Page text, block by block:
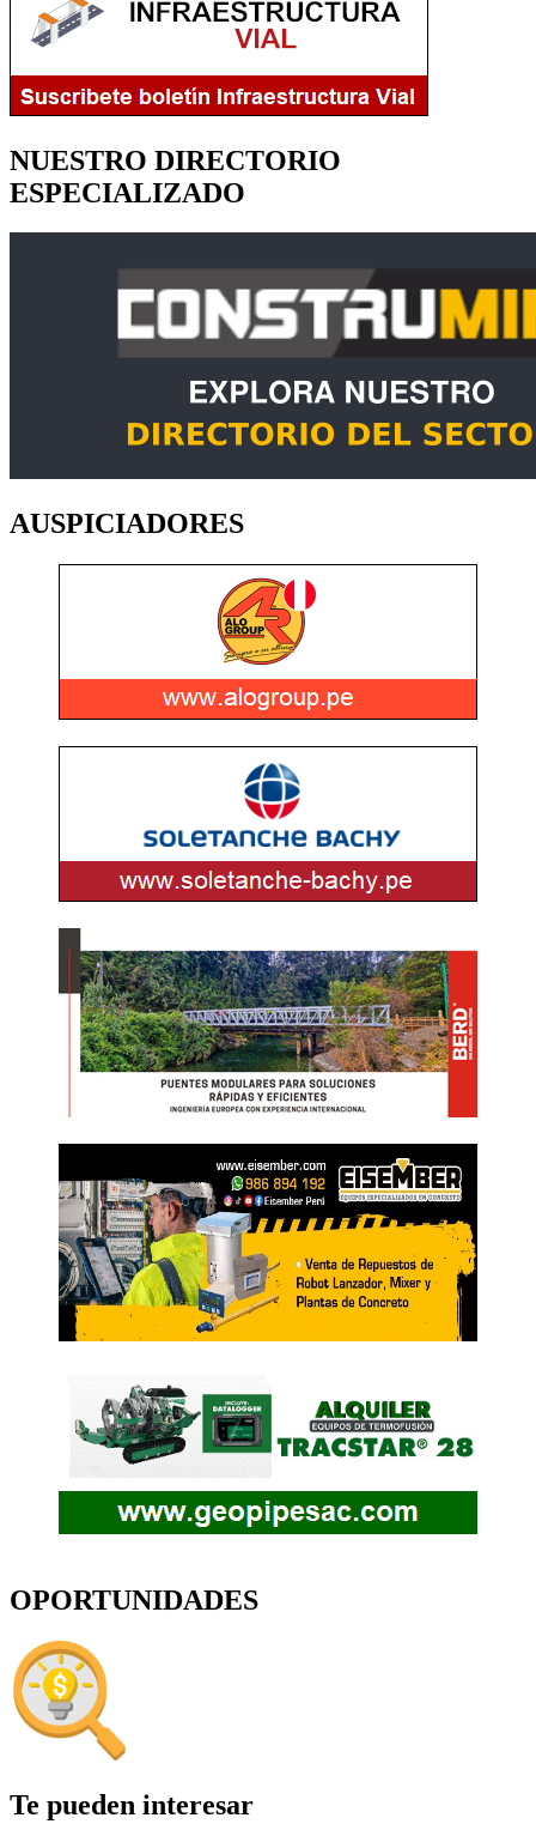
NUESTRO DIRECTORIO
ESPECIALIZADO
AUSPICIADORES
OPORTUNIDADES
Te pueden interesar